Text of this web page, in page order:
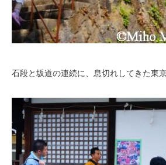
石段と坂道の連続に、息切れしてきた東